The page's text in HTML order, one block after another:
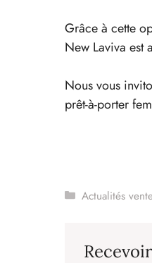
Grâce à cette
New Laviva est
Nous vous
prêt-à-porter
Catégories
Actualités